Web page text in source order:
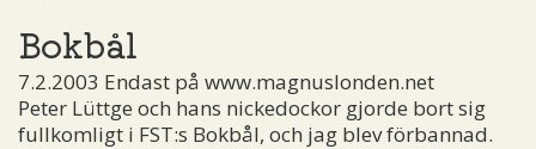
Bokbål
7.2.2003 Endast på www.magnuslonden.net
Peter Lüttge och hans nickedockor gjorde bort sig
fullkomligt i FST:s Bokbål, och jag blev förbannad.